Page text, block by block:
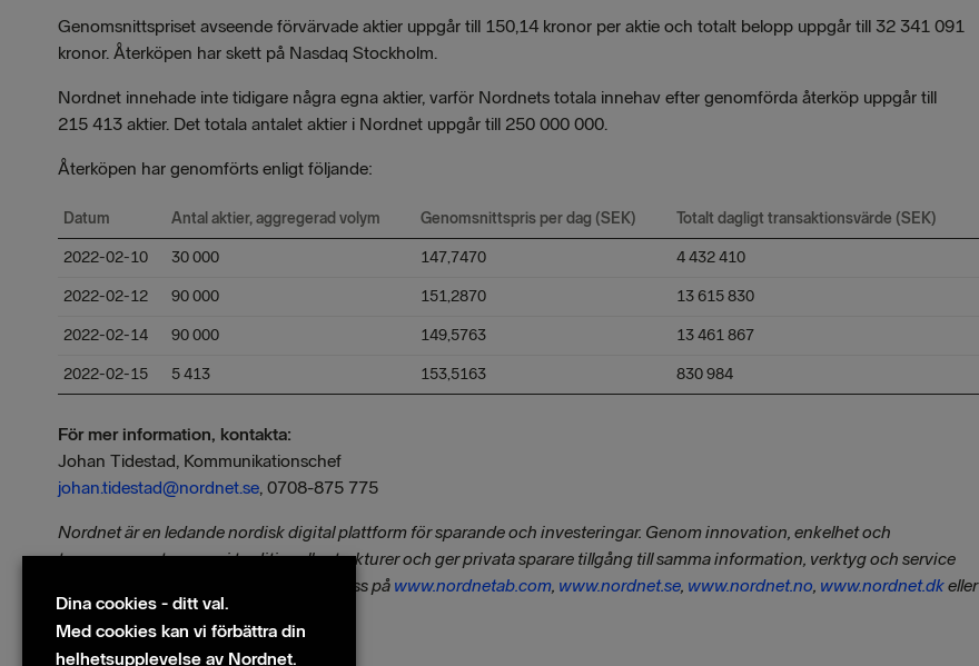
Genomsnittspriset avseende förvärvade aktier uppgår till 150,14 kronor per aktie och totalt belopp uppgår till 32 341 091
kronor. Återköpen har skett på Nasdaq Stockholm.
Nordnet innehade inte tidigare några egna aktier, varför Nordnets totala innehav efter genomförda återköp uppgår till
215 413 aktier. Det totala antalet aktier i Nordnet uppgår till 250 000 000.
Återköpen har genomförts enligt följande:
Datum Antal aktier, aggregerad volym Genomsnittspris per dag (SEK) Totalt dagligt transaktionsvärde (SEK)
2022-02-10 30 000 147,7470 4 432 410
2022-02-12 90 000 151,2870 13 615 830
2022-02-14 90 000 149,5763 13 461 867
2022-02-15 5 413 153,5163 830 984
För mer information, kontakta:
Johan Tidestad, Kommunikationschef
johan.tidestad@nordnet.se, 0708-875 775
Nordnet är en ledande nordisk digital plattform för sparande och investeringar. Genom innovation, enkelhet och
transparens utmanar vi traditionella strukturer och ger privata sparare tillgång till samma information, verktyg och service
som professionella investerare. Besök oss på www.nordnetab.com, www.nordnet.se, www.nordnet.no, www.nordnet.dkeller
www.nordnet.fi.
Filer
Dina cookies - ditt val.
Med cookies kan vi förbättra din
helhetsupplevelse av Nordnet.